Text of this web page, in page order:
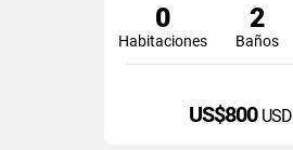
0
Habitaciones
2
Baños
US$800 USD